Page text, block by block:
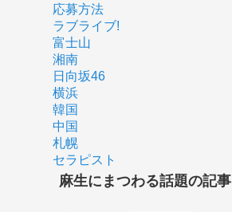
応募方法
ラブライブ!
富士山
湘南
日向坂46
横浜
韓国
中国
札幌
セラピスト
麻生にまつわる話題の記事